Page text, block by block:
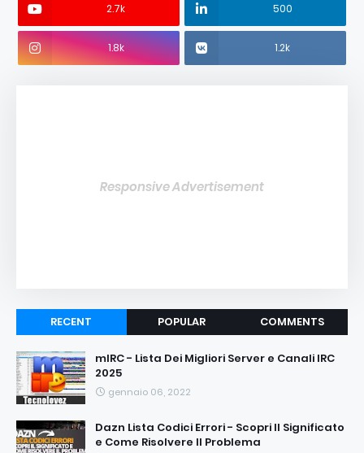
2.7k 500
1.8k 1.2k
Responsive Advertisement
RECENT POPULAR COMMENTS
mIRC - Lista Dei Migliori Server e Canali IRC
2025
gennaio 06, 2022
Dazn Lista Codici Errori - Scopri Il Significato
e Come Risolvere Il Problema